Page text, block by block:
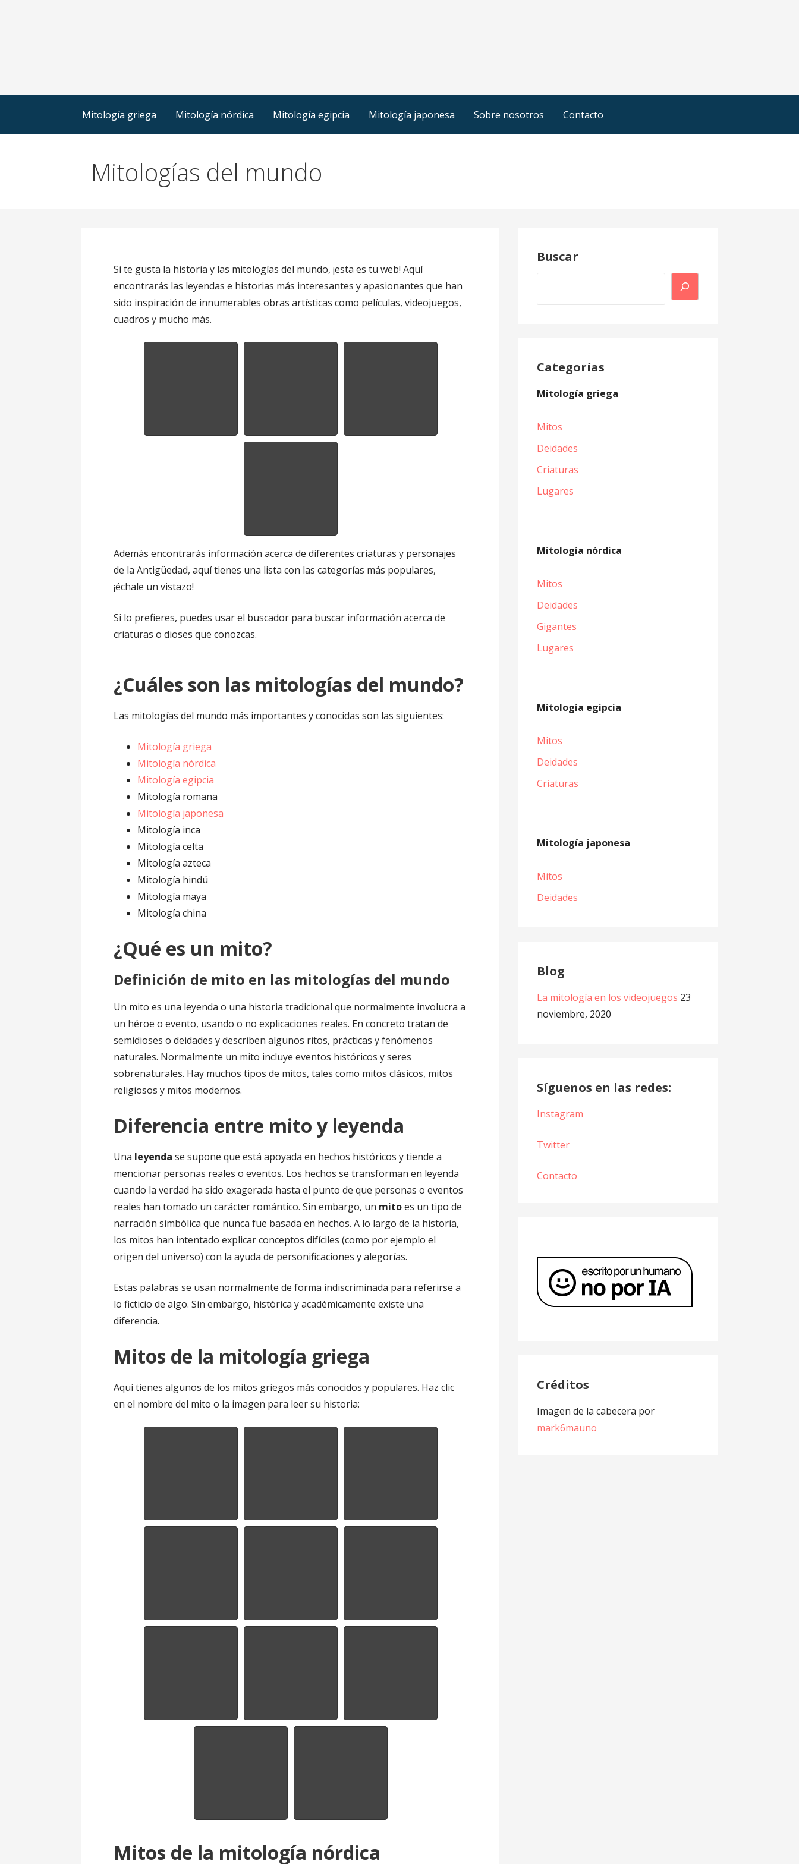
Mitología griega Mitología nórdica Mitología egipcia Mitología japonesa Sobre nosotros Contacto
Mitologías del mundo
Si te gusta la historia y las mitologías del mundo, ¡esta es tu web! Aquí
encontrarás las leyendas e historias más interesantes y apasionantes que han
sido inspiración de innumerables obras artísticas como películas, videojuegos,
cuadros y mucho más.
Además encontrarás información acerca de diferentes criaturas y personajes
de la Antigüedad, aquí tienes una lista con las categorías más populares,
¡échale un vistazo!
Si lo prefieres, puedes usar el buscador para buscar información acerca de
criaturas o dioses que conozcas.
¿Cuáles son las mitologías del mundo?
Las mitologías del mundo más importantes y conocidas son las siguientes:
Mitología griega
Mitología nórdica
Mitología egipcia
Mitología romana
Mitología japonesa
Mitología inca
Mitología celta
Mitología azteca
Mitología hindú
Mitología maya
Mitología china
¿Qué es un mito?
Definición de mito en las mitologías del mundo
Un mito es una leyenda o una historia tradicional que normalmente involucra a
un héroe o evento, usando o no explicaciones reales. En concreto tratan de
semidioses o deidades y describen algunos ritos, prácticas y fenómenos
naturales. Normalmente un mito incluye eventos históricos y seres
sobrenaturales. Hay muchos tipos de mitos, tales como mitos clásicos, mitos
religiosos y mitos modernos.
Diferencia entre mito y leyenda
Una leyenda se supone que está apoyada en hechos históricos y tiende a
mencionar personas reales o eventos. Los hechos se transforman en leyenda
cuando la verdad ha sido exagerada hasta el punto de que personas o eventos
reales han tomado un carácter romántico. Sin embargo, un mitoes un tipo de
narración simbólica que nunca fue basada en hechos. A lo largo de la historia,
los mitos han intentado explicar conceptos difíciles (como por ejemplo el
origen del universo) con la ayuda de personificaciones y alegorías.
Estas palabras se usan normalmente de forma indiscriminada para referirse a
lo ficticio de algo. Sin embargo, histórica y académicamente existe una
diferencia.
Mitos de la mitología griega
Aquí tienes algunos de los mitos griegos más conocidos y populares. Haz clic
en el nombre del mito o la imagen para leer su historia:
Mitos de la mitología nórdica
Buscar
Categorías
Mitología griega
Mitos
Deidades
Criaturas
Lugares
Mitología nórdica
Mitos
Deidades
Gigantes
Lugares
Mitología egipcia
Mitos
Deidades
Criaturas
Mitología japonesa
Mitos
Deidades
Blog
La mitología en los videojuegos 23
noviembre, 2020
Síguenos en las redes:
Instagram
Twitter
Contacto
Créditos
Imagen de la cabecera por
mark6mauno